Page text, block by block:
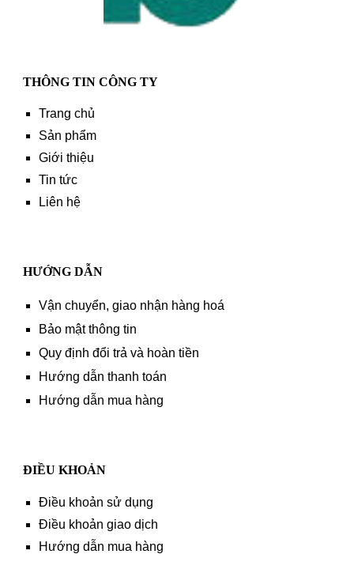
THÔNG TIN CÔNG TY
Trang chủ
Sản phẩm
Giới thiệu
Tin tức
Liên hệ
HƯỚNG DẪN
Vận chuyển, giao nhận hàng hoá
Bảo mật thông tin
Quy định đổi trả và hoàn tiền
Hướng dẫn thanh toán
Hướng dẫn mua hàng
ĐIỀU KHOẢN
Điều khoản sử dụng
Điều khoản giao dịch
Hướng dẫn mua hàng